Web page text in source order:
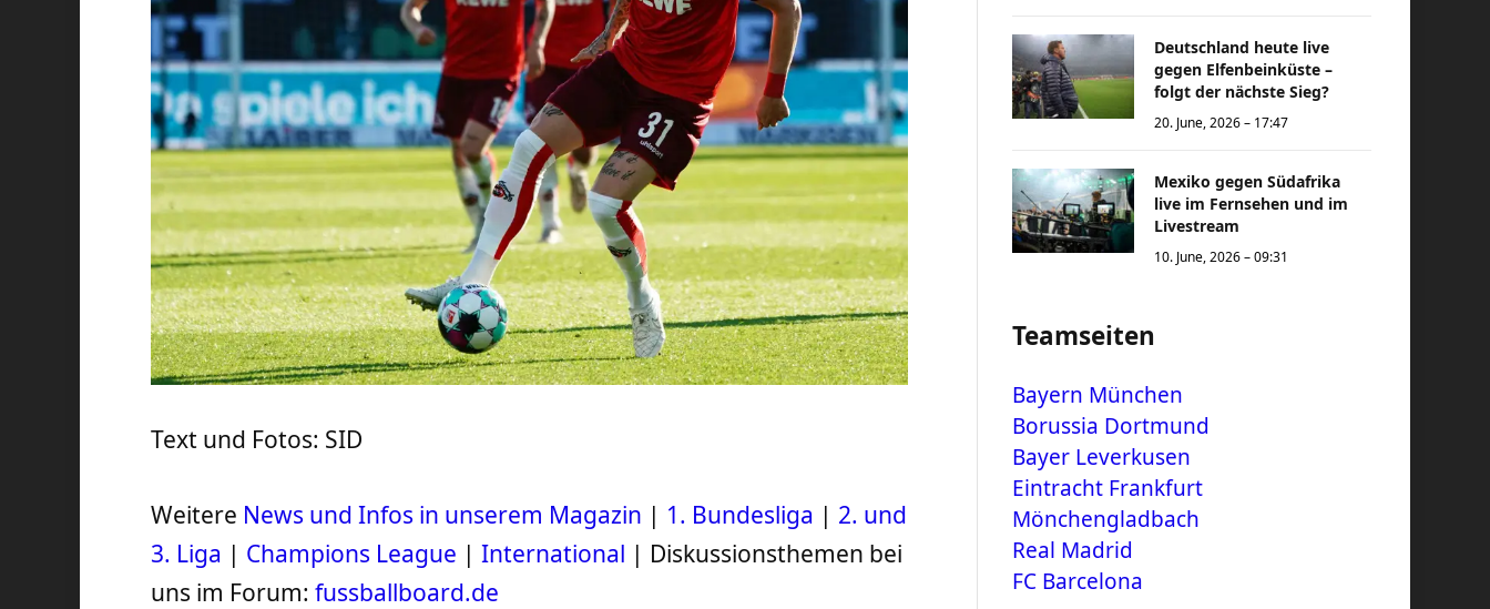
Text und Fotos: SID
Weitere News und Infos in unserem Magazin | 1. Bundesliga | 2. und
3. Liga | Champions League |International | Diskussionsthemen bei
uns im Forum:fussballboard.de
Deutschland heute live
gegen Elfenbeinküste –
folgt der nächste Sieg?
20. June, 2026 – 17:47
Mexiko gegen Südafrika
live im Fernsehen und im
Livestream
10. June, 2026 – 09:31
Teamseiten
Bayern München
Borussia Dortmund
Bayer Leverkusen
Eintracht Frankfurt
Mönchengladbach
Real Madrid
FC Barcelona